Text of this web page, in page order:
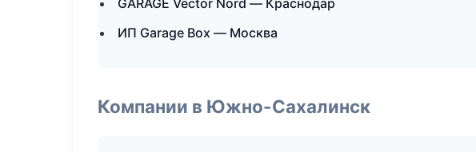
GARAGE Vector Nord — Краснодар
ИП Garage Box — Москва
Компании в Южно-Сахалинск